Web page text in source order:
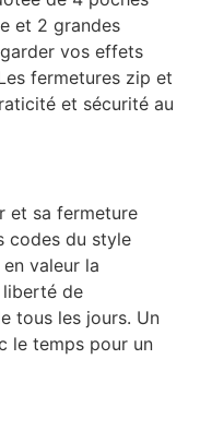
et 2 grandes
vos effets
fermetures zip et
et sécurité au
et sa fermeture
codes du style
valeur la
liberté de
tous les jours. Un
le temps pour un